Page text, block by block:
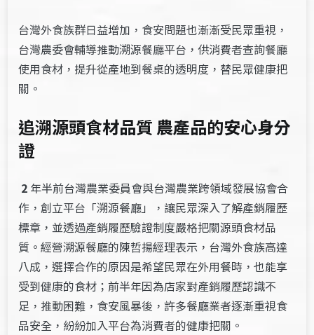
台灣外食族群日益增加，食安問題也漸漸受民眾重視，
台灣農委會輔導推動溯源餐廳平台，供消費者查詢餐廳
使用食材，提升從產地到餐桌的透明度，替民眾健康把
關。
追溯源頭食材品質 農產品的安心身分
證
2 年半前台灣農業委員會與台灣農業跨領域發展協會合
作，創立平台「溯源餐廳」，讓民眾深入了解產銷履歷
標章，並透過產銷履歷驗證制度嚴格把關源頭食材品
質。經營溯源餐廳的陳哲揚經理表示，台灣外食族高達
八成，選擇合作的原因是希望民眾在外用餐時，也能享
受到健康的食材；前半年因為店家對產銷履歷認識不
足，推動困難，食安風暴後，許多餐廳業者逐漸重視食
品安全，紛紛加入平台為消費者的健康把關。